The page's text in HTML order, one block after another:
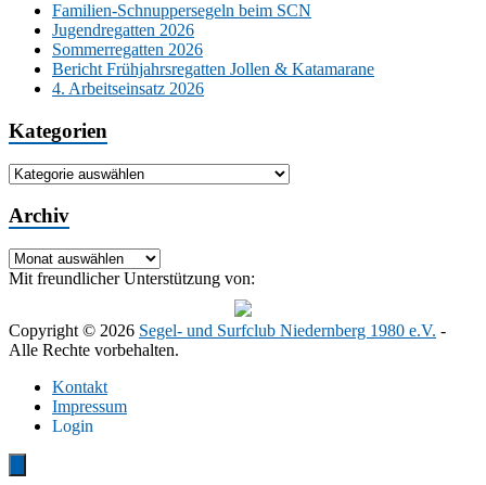
Familien-Schnuppersegeln beim SCN
Jugendregatten 2026
Sommerregatten 2026
Bericht Frühjahrsregatten Jollen & Katamarane
4. Arbeitseinsatz 2026
Kategorien
Kategorien
Archiv
Archiv
Mit freundlicher Unterstützung von:
Copyright © 2026 Segel- und Surfclub Niedernberg 1980 e.V. -
Alle Rechte vorbehalten.
Kontakt
Impressum
Login